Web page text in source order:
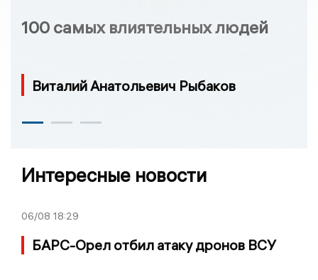
100 самых влиятельных людей
Виталий Анатольевич Рыбаков
Интересные новости
06/08 18:29
БАРС-Орел отбил атаку дронов ВСУ